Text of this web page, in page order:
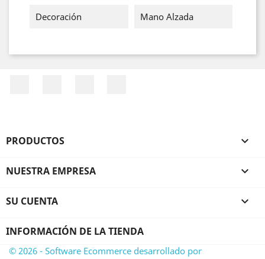
Decoración Mano Alzada
PRODUCTOS 
NUESTRA EMPRESA 
SU CUENTA 
INFORMACIÓN DE LA TIENDA
© 2026 - Software Ecommerce desarrollado por